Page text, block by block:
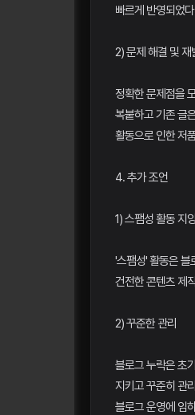
빠르게 반영되었
2) 문제 해결 및 재
정확한 문제점을
복붙하고 기존 글
활동으로 인한 저
4. 추가 조언
1) 스팸성 활동 지
'스팸성' 활동은 블
건전한 콘텐츠 제
2) 꾸준한 관리
블로그 누락은 초
지키고 꾸준히 관
블로그 운영에 임